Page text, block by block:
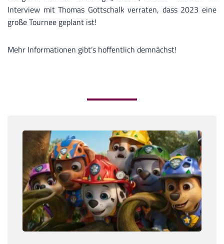
Interview mit Thomas Gottschalk verraten, dass 2023 eine
große Tournee geplant ist!
Mehr Informationen gibt’s hoffentlich demnächst!